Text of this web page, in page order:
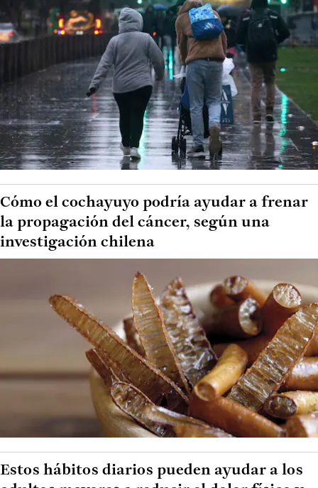
Cómo el cochayuyo podría ayudar a frenar
la propagación del cáncer, según una
investigación chilena
Estos hábitos diarios pueden ayudar a los